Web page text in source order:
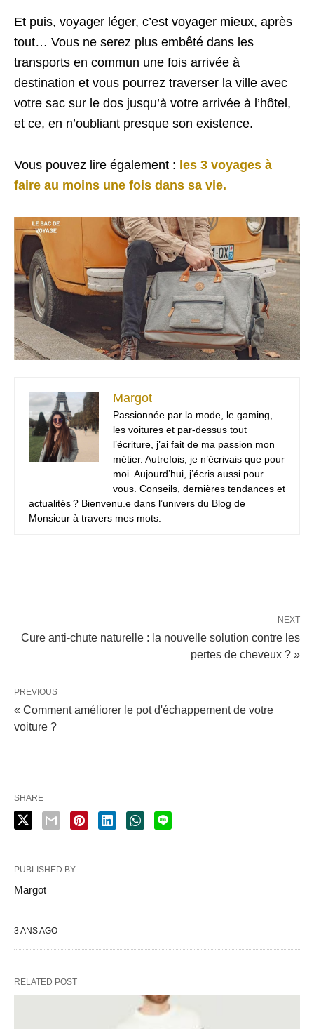
Et puis, voyager léger, c’est voyager mieux, après
tout… Vous ne serez plus embêté dans les
transports en commun une fois arrivée à
destination et vous pourrez traverser la ville avec
votre sac sur le dos jusqu’à votre arrivée à l’hôtel,
et ce, en n’oubliant presque son existence.
Vous pouvez lire également : les 3 voyages à
faire au moins une fois dans sa vie.
Margot
Passionnée par la mode, le gaming,
les voitures et par-dessus tout
l’écriture, j’ai fait de ma passion mon
métier. Autrefois, je n’écrivais que pour
moi. Aujourd’hui, j’écris aussi pour
vous. Conseils, dernières tendances et
actualités ? Bienvenu.e dans l’univers du Blog de
Monsieur à travers mes mots.
NEXT
Cure anti-chute naturelle : la nouvelle solution contre les
pertes de cheveux ? »
PREVIOUS
« Comment améliorer le pot d'échappement de votre
voiture ?
SHARE
PUBLISHED BY
Margot
3 ANS AGO
RELATED POST